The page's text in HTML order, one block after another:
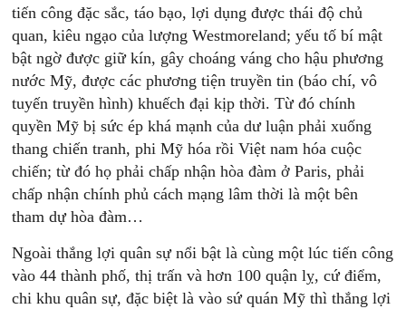
tiến công đặc sắc, táo bạo, lợi dụng được thái độ chủ
quan, kiêu ngạo của lượng Westmoreland; yếu tố bí mật
bật ngờ được giữ kín, gây choáng váng cho hậu phương
nước Mỹ, được các phương tiện truyền tin (báo chí, vô
tuyến truyền hình) khuếch đại kịp thời. Từ đó chính
quyền Mỹ bị sức ép khá mạnh của dư luận phải xuống
thang chiến tranh, phi Mỹ hóa rồi Việt nam hóa cuộc
chiến; từ đó họ phải chấp nhận hòa đàm ở Paris, phải
chấp nhận chính phủ cách mạng lâm thời là một bên
tham dự hòa đàm…
Ngoài thắng lợi quân sự nổi bật là cùng một lúc tiến công
vào 44 thành phố, thị trấn và hơn 100 quận lỵ, cứ điểm,
chi khu quân sự, đặc biệt là vào sứ quán Mỹ thì thắng lợi